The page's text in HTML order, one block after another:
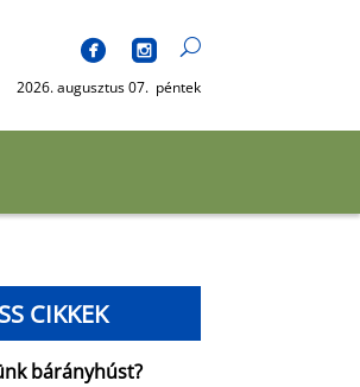
2026. augusztus 07. péntek
CIKKEK
bárányhúst?